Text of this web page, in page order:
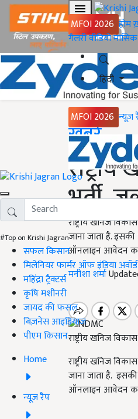
MFOI 2026 होम
गैलरीवीडियो
हिंदी
MFOI 2026 न्यूज़
#Top on Krishi Jagran
सफल किसान
मिलेनियर फार्मर ऑफ इंडिया अवॉर्ड
महिंद्रा ट्रैक्टर्स
कृषि मशीनरी
जायद की फसल
बिज़नेस आइडियाज
पीएम किसान
Home
न्यूज़ रैप
Home
ख़बरें
भर्ती,
राष्ट्रीय खनिज
जाना जाता है.
ऑनलाइन आवेदन
मनीशा शर्मा
राष्ट्रीय खनिज
राष्ट्रीय खनिज
जाना जाता है.
ऑनलाइन आवेदन